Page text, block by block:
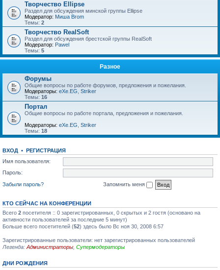
Творчество Ellipse
Раздел для обсуждения минской группы Ellipse
Модератор: Миша Brom
Темы: 2
Творчество RealSoft
Раздел для обсуждения брестской группы RealSoft
Модератор: Pawel
Темы: 5
Разное
Форумы
Общие вопросы по работе форумов, предложения и пожелания.
Модераторы: eXe.EG Striker
Темы: 16
Портал
Общие вопросы по работе портала, предложения и пожелания.
Модераторы: eXe.EG Striker
Темы: 18
ВХОД • РЕГИСТРАЦИЯ
Имя пользователя:
Пароль:
Забыли пароль?
Запомнить меня
КТО СЕЙЧАС НА КОНФЕРЕНЦИИ
Всего 2 посетителя :: 0 зарегистрированных, 0 скрытых и 2 гостя (основано на
активности пользователей за последние 5 минут)
Больше всего посетителей (52) здесь было Вс ноя 30, 2008 6:57
Зарегистрированные пользователи: нет зарегистрированных пользователей
Легенда: Администраторы Супермодераторы
ДНИ РОЖДЕНИЯ